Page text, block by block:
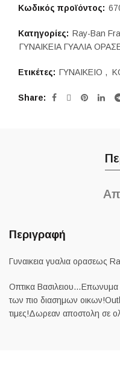
Κωδικός προϊόντος:
Κατηγορίες: Ray-Ban
ΓΥΝΑΙΚΕΙΑ ΓΥΑΛΙΑ
Ετικέτες: ΓΥΝΑΙΚΕΙΟ ,
Share
Περιγραφή
Γυναικεια γυαλια ορασεως
Οπτικα Βασιλειου…Επωνυμα
των πιο διασημων
τιμες!Δωρεαν αποστολη σε